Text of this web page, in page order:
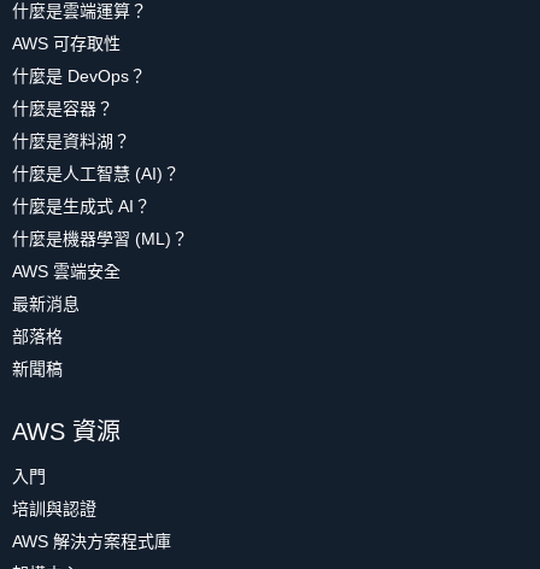
什麼是雲端運算？
AWS 可存取性
什麼是 DevOps？
什麼是容器？
什麼是資料湖？
什麼是人工智慧 (AI)？
什麼是生成式 AI？
什麼是機器學習 (ML)？
AWS 雲端安全
最新消息
部落格
新聞稿
AWS 資源
入門
培訓與認證
AWS 解決方案程式庫